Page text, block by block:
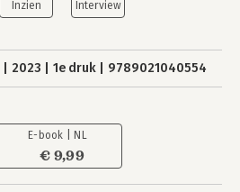
2023 1e druk 9789021040554
E-book | NL
€ 9,99